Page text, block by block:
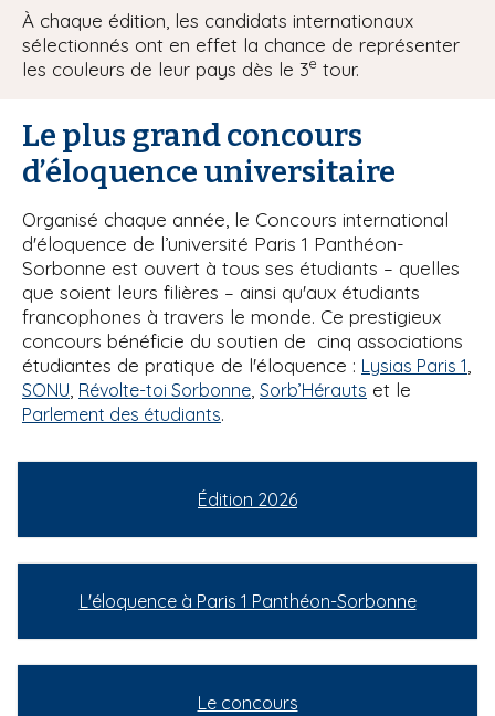
À chaque édition, les candidats internationaux
sélectionnés ont en effet la chance de représenter
les couleurs de leur pays dès le 3e tour.
Le plus grand concours
d’éloquence universitaire
Organisé chaque année, le Concours international
d'éloquence de l’université Paris 1 Panthéon-
Sorbonne est ouvert à tous ses étudiants – quelles
que soient leurs filières – ainsi qu'aux étudiants
francophones à travers le monde. Ce prestigieux
concours bénéficie du soutien de cinq associations
étudiantes de pratique de l'éloquence : Lysias Paris 1
SONU Révolte-toi Sorbonne Sorb’Hérauts et le
Parlement des étudiants.
Édition 2026
L'éloquence à Paris 1 Panthéon-Sorbonne
Le concours